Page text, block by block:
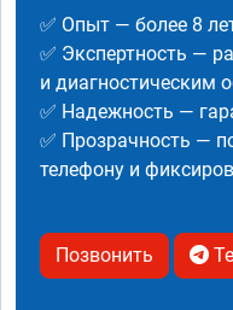
✅ Опыт — более 8
✅ Экспертность —
и диагностическим
✅ Надежность —
✅ Прозрачность —
телефону и
Позвонить